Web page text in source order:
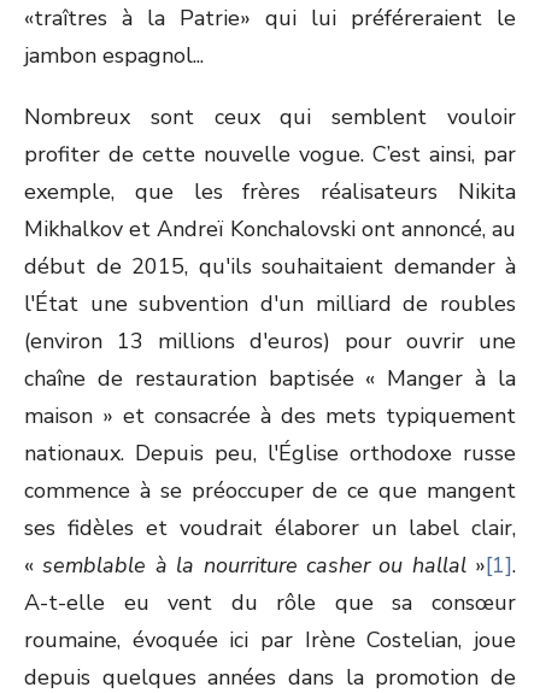
«traîtres à la Patrie» qui lui préféreraient le
jambon espagnol...
Nombreux sont ceux qui semblent vouloir
profiter de cette nouvelle vogue. C’est ainsi, par
exemple, que les frères réalisateurs Nikita
Mikhalkov et Andreï Konchalovski ont annoncé, au
début de 2015, qu'ils souhaitaient demander à
l'État une subvention d'un milliard de roubles
(environ 13 millions d'euros) pour ouvrir une
chaîne de restauration baptisée « Manger à la
maison » et consacrée à des mets typiquement
nationaux. Depuis peu, l'Église orthodoxe russe
commence à se préoccuper de ce que mangent
ses fidèles et voudrait élaborer un label clair,
«semblable à la nourriture casher ou hallal »[1].
A-t-elle eu vent du rôle que sa consœur
roumaine, évoquée ici par Irène Costelian, joue
depuis quelques années dans la promotion de